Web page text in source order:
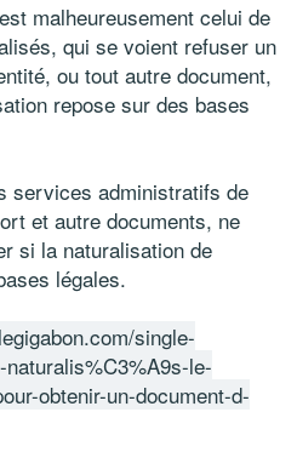
malheureusement celui de
qui se voient refuser un
ou tout autre document,
repose sur des bases
services administratifs de
et autre documents, ne
si la naturalisation de
légales.
single-
le-
obtenir-un-document-d-